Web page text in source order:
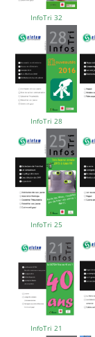
InfoTri 32
InfoTri 28
InfoTri 25
InfoTri 21